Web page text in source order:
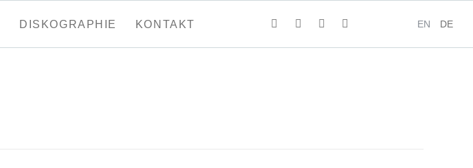
EN DE
DISKOGRAPHIE KONTAKT